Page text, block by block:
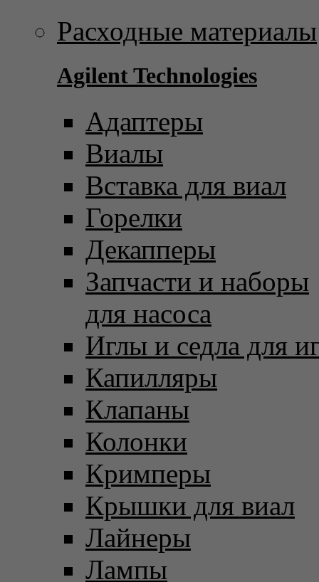
Расходные материалы
Agilent Technologies
Адаптеры
Виалы
Вставка для виал
Горелки
Декапперы
Запчасти и наборы
для насоса
Иглы и седла для
Капилляры
Клапаны
Колонки
Кримперы
Крышки для виал
Лайнеры
Лампы